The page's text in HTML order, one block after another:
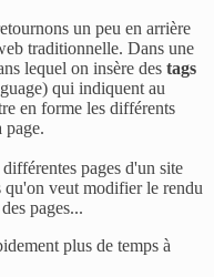
un peu en arrière
traditionnelle. Dans une
lequel on insère destags
qui indiquent au
en forme les différents
page.
pages d'un site
qu'on veut modifier le rendu
pages...
plus de temps à